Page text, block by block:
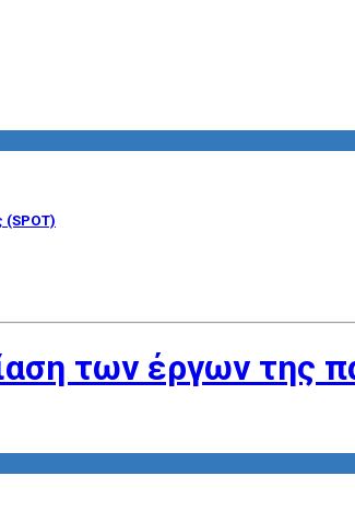
(SPOT)
των έργων της